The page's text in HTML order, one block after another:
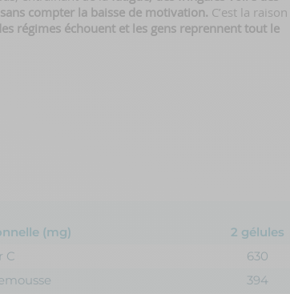
compter la baisse de motivation. C’est la raison
régimes échouent et les gens reprennent tout le
(mg)
2 gélules
C
630
394